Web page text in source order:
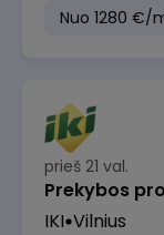
Nuo 1280 €/
prieš 21 val.
Prekybos
IKI Vilnius